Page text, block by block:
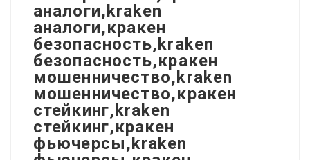
аналоги,kraken
аналоги,кракен
безопасность,kraken
безопасность,кракен
мошенничество,kraken
мошенничество,кракен
стейкинг,kraken
стейкинг,кракен
фьючерсы,kraken